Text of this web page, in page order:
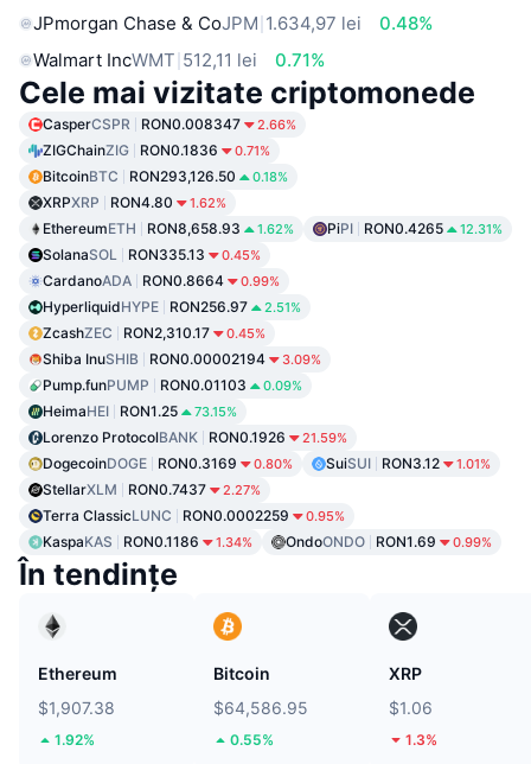
JPmorgan Chase & CoJPM 1.634,97 lei
0.48%
Walmart IncWMT 512,11 lei 0.71%
Cele mai vizitate criptomonede
CasperCSPR RON0.008347 2.66%
ZIGChainZIG RON0.1836 0.71%
BitcoinBTC RON293,126.50 0.18%
XRPXRP RON4.80 1.62%
EthereumETH RON8,658.93 1.62% PiPI RON0.4265 12.31%
SolanaSOL RON335.13 0.45%
CardanoADA RON0.8664 0.99%
HyperliquidHYPE RON256.97 2.51%
ZcashZEC RON2,310.17 0.45%
Shiba InuSHIB RON0.00002194 3.09%
Pump.funPUMP RON0.01103 0.09%
HeimaHEI RON1.25 73.15%
Lorenzo ProtocolBANK RON0.1926 21.59%
DogecoinDOGE RON0.3169 0.80% SuiSUI RON3.12 1.01%
StellarXLM RON0.7437 2.27%
Terra ClassicLUNC RON0.0002259 0.95%
KaspaKAS RON0.1186 1.34% OndoONDO RON1.69 0.99%
În tendințe
Ethereum
$1,907.38
1.92%
Bitcoin
$64,586.95
0.55%
XRP
$1.06
1.3%